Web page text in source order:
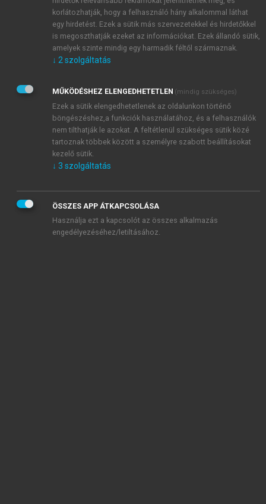
Kérek értesítést a MeRSZ újdonságairól, akcióiról.
Kérek értesítést az Akadémiai Kiadó Zrt. újdonságairól,
Adatkezelési tájékoztatóbanfoglaltakat tudomásul
veszem és elfogadom.
Általános vásárlási feltételeket, valamint a szotar.netés a
mersz.huoldalak licencszerződéseiben foglaltakat
tudomásul veszem és elfogadom.
KIPRÓBÁLOM
korlátozhatják, hogy a felhasználó hány alkalommal láthat
egy hirdetést. Ezek a sütik más szervezetekkel és hirdetőkkel
is megoszthatják ezeket az információkat. Ezek állandó sütik,
amelyek szinte mindig egy harmadik féltől származnak.
↓ 2 szolgáltatás
MŰKÖDÉSHEZ ELENGEDHETETLEN (mindig szükséges)
Ezek a sütik elengedhetetlenek az oldalunkon történő
böngészéshez,a funkciók használatához, és a felhasználók
nem tilthatják le azokat. A feltétlenül szükséges sütik közé
tartoznak többek között a személyre szabott beállításokat
kezelő sütik.
↓ 3 szolgáltatás
ÖSSZES APP ÁTKAPCSOLÁSA
Használja ezt a kapcsolót az összes alkalmazás
engedélyezéséhez/letiltásához.